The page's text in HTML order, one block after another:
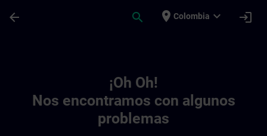
arrow_back search place Colombia expand_more login
¡Oh Oh!
Nos encontramos con algunos
problemas